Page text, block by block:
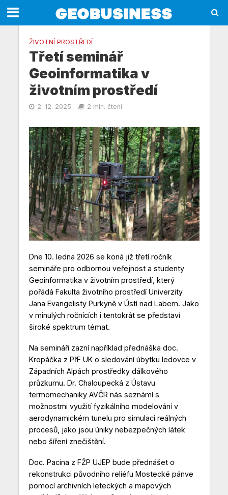
ŽIVOTNÍ PROSTŘEDÍ
Třetí seminář
Geoinformatika v
životním prostředí
2. 12. 2025 2 min. čtení
Dne 10. ledna 2026 se koná již třetí ročník
semináře pro odbornou veřejnost a studenty
Geoinformatika v životním prostředí, který
pořádá Fakulta životního prostředí Univerzity
Jana Evangelisty Purkyně v Ústí nad Labem. Jako
v minulých ročnících i tentokrát se představí
široké spektrum témat.
Na semináři zazní například přednáška doc.
Kropáčka z PřF UK o sledování úbytku ledovce v
Západních Alpách prostředky dálkového
průzkumu. Dr. Chaloupecká z Ústavu
termomechaniky AVČR nás seznámí s
možnostmi využití fyzikálního modelování v
aerodynamickém tunelu pro simulaci reálných
procesů, jako jsou úniky nebezpečných látek
nebo šíření znečištění.
Doc. Pacina z FŽP UJEP bude přednášet o
rekonstrukci původního reliéfu Mostecké pánve
pomocí archivních leteckých a mapových